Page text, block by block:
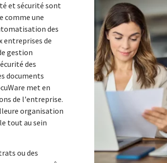
et sécurité sont
comme une
des
entreprises de
gestion
des
documents
met en
de l'entreprise.
organisation
tout au sein
ou des